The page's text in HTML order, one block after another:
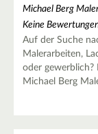
Michael Berg
Keine
Auf der Suche
Malerarbeiten,
oder
Michael Berg